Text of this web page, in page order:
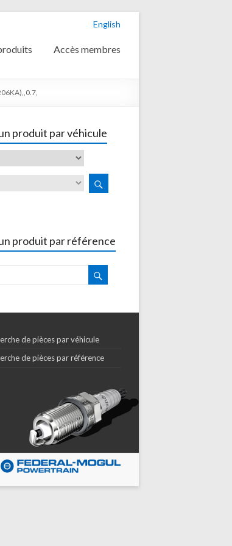
English
Accès membres
produit par véhicule
produit par référence
de pièces par véhicule
de pièces par référence